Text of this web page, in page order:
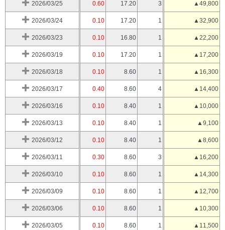
2026/03/25 0.60 17.20 3 ▲49,800
2026/03/24 0.10 17.20 1 ▲32,900
2026/03/23 0.10 16.80 1 ▲22,200
2026/03/19 0.10 17.20 1 ▲17,200
2026/03/18 0.10 8.60 1 ▲16,300
2026/03/17 0.40 8.60 4 ▲14,400
2026/03/16 0.10 8.40 1 ▲10,000
2026/03/13 0.10 8.40 1 ▲9,100
2026/03/12 0.10 8.40 1 ▲8,600
2026/03/11 0.30 8.60 3 ▲16,200
2026/03/10 0.10 8.60 1 ▲14,300
2026/03/09 0.10 8.60 1 ▲12,700
2026/03/06 0.10 8.60 1 ▲10,300
2026/03/05 0.10 8.60 1 ▲11,500